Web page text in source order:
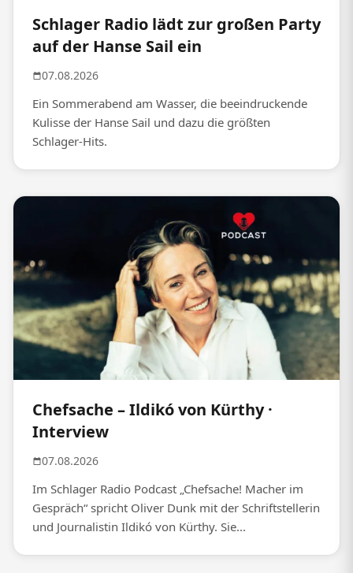
Schlager Radio lädt zur großen Party
auf der Hanse Sail ein
07.08.2026
Ein Sommerabend am Wasser, die beeindruckende
Kulisse der Hanse Sail und dazu die größten
Schlager-Hits.
Chefsache – Ildikó von Kürthy ·
Interview
07.08.2026
Im Schlager Radio Podcast „Chefsache! Macher im
Gespräch“ spricht Oliver Dunk mit der Schriftstellerin
und Journalistin Ildikó von Kürthy. Sie...